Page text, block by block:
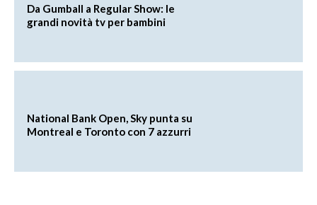
Da Gumball a Regular Show: le
grandi novità tv per bambini
National Bank Open, Sky punta su
Montreal e Toronto con 7 azzurri